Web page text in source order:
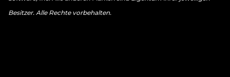
Besitzer. Alle Rechte vorbehalten.